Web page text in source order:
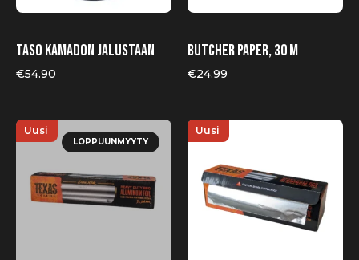
Taso Kamadon jalustaan
€54.90
Butcher paper, 30 m
€24.99
LOPPUUNMYYTY
Uusi Uusi